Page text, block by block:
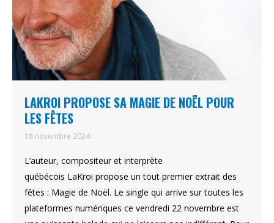
LAKROI PROPOSE SA MAGIE DE NOËL POUR
LES FÊTES
18 novembre 2024
L’auteur, compositeur et interprète
québécois LaKroi propose un tout premier extrait des
fêtes : Magie de Noël. Le single qui arrive sur toutes les
plateformes numériques ce vendredi 22 novembre est